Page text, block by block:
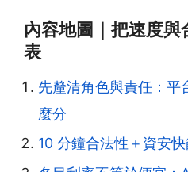
內容地圖｜把速度
表
先釐清角色與責任：平
麼分
10 分鐘合法性＋資安